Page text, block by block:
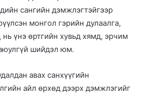
сангийн дэмжлэгтэйгээр
монгол гэрийн дулаалга,
нь үнэ өртгийн хувьд хямд, эрчим
шийдэл юм.
авах санхүүгийн
айл өрхөд дээрх дэмжлэгийг